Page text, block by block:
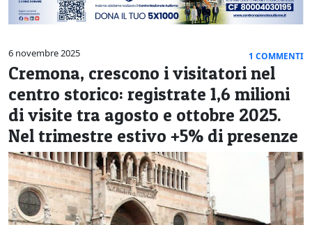
LA MUSICA
CULTURA
LA STORIA
SPETTACOLI
L'EDITORIALE
SEZIONI
CERCA
6 novembre 2025 1 COMMENTI
Cremona, crescono i visitatori nel
centro storico: registrate 1,6 milioni
di visite tra agosto e ottobre 2025.
Nel trimestre estivo +5% di presenze